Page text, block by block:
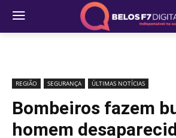
REGIÃO SEGURANÇA ÚLTIMAS NOTÍCIAS
Bombeiros fazem
homem